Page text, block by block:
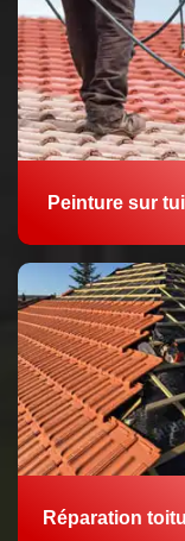
Peinture sur
Réparation